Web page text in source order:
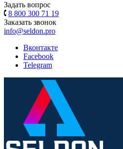
Задать вопрос
8 800 300 71 19
Заказать звонок
info@seldon.pro
Вконтакте
Facebook
Telegram